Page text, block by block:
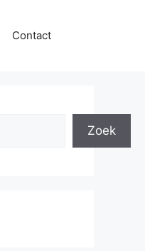
Contact
Zoek